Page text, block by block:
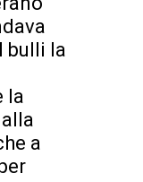
bulli la
la
a